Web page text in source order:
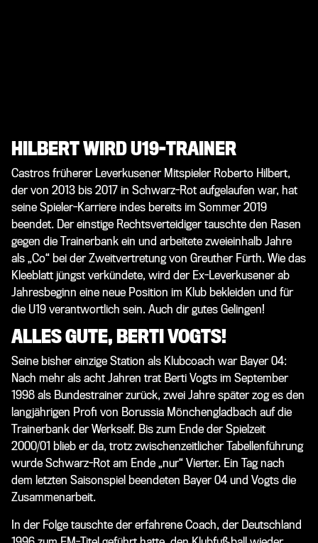
HILBERT WIRD U19-TRAINER
Castros früherer Leverkusener Mitspieler Roberto Hilbert,
der von 2013 bis 2017 in Schwarz-Rot aufgelaufen war, hat
seine Spieler-Karriere indes bereits im Sommer 2019
beendet. Der einstige Rechtsverteidiger tauschte den Rasen
gegen die Trainerbank ein und arbeitete zweieinhalb Jahre
als „Co“ bei der Zweitvertretung von Greuther Fürth. Wie das
Kleeblatt jüngst verkündete, wird der Ex-Leverkusener ab
Jahresbeginn eine neue Position im Klub bekleiden und für
die U19 verantwortlich sein. Auch dir gutes Gelingen!
ALLES GUTE, BERTI VOGTS!
Seine bisher einzige Station als Klubcoach war Bayer 04:
Nach mehr als acht Jahren trat Berti Vogts im September
1998 als Bundestrainer zurück, zwei Jahre später zog es den
langjährigen Profi von Borussia Mönchengladbach auf die
Trainerbank der Werkself. Bis zum Ende der Spielzeit
2000/01 blieb er da, trotz zwischenzeitlicher Tabellenführung
wurde Schwarz-Rot am Ende „nur“ Vierter. Ein Tag nach
dem letzten Saisonspiel beendeten Bayer 04 und Vogts die
Zusammenarbeit.
In der Folge tauschte der erfahrene Coach, der Deutschland